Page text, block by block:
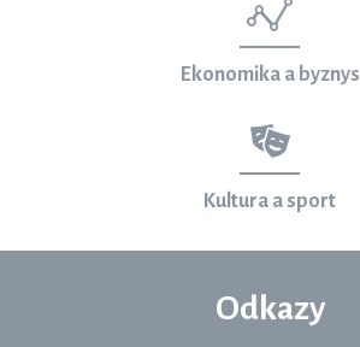
Ekonomika a byznys
Kultura a sport
Odkazy